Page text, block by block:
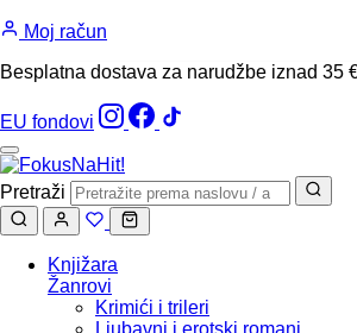
Moj račun
Besplatna dostava za narudžbe iznad 35
EU fondovi
Pretraži
Knjižara
Žanrovi
Krimići i trileri
Ljubavni i erotski romani